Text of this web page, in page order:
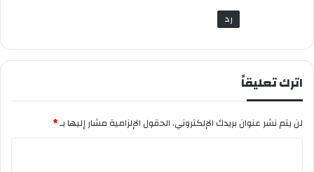
رد
اترك تعليقاً
لن يتم نشر عنوان بريدك الإلكتروني.الحقول الإلزامية مشار إليها بـ*